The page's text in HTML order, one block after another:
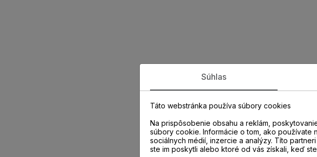
Zistite
Súhlas
Táto webstránka používa súbory cookies
Na prispôsobenie obsahu a reklám,
súbory cookie. Informácie o tom, ako používate
sociálnych médií, inzercie a analýzy. Títo
ste im poskytli alebo ktoré od vás získali, keď